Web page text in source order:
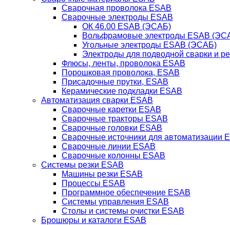
Сварочная проволока ESAB
Сварочные электроды ESAB
ОК 46.00 ESAB (ЭСАБ)
Вольфрамовые электроды ESAB
Угольные электроды ESAB (ЭСАБ)
Электроды для подводной сварки и
Флюсы, ленты, проволока ESAB
Порошковая проволока, ESAB
Присадочные прутки, ESAB
Керамические подкладки ESAB
Автоматизация сварки ESAB
Сварочные каретки ESAB
Сварочные тракторы ESAB
Сварочные головки ESAB
Сварочные источники для автоматизации
Сварочные линии ESAB
Сварочные колонны ESAB
Системы резки ESAB
Машины резки ESAB
Процессы ESAB
Программное обеспечение ESAB
Системы управления ESAB
Столы и системы очистки ESAB
Брошюры и каталоги ESAB